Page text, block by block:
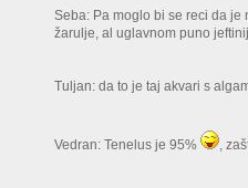
Seba: Pa moglo bi se reci da
žarulje, al uglavnom puno
Tuljan: da to je taj akvari s
Vedran: Tenelus je 95% ,